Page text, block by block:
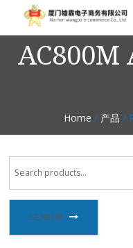
关于我们
Home / 产品 /
SEARCH